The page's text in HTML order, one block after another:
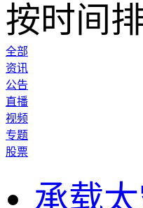
按时间
全部
资讯
公告
直播
视频
专题
股票
承载